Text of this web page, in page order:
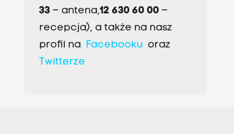
33– antena,12 630 60 00 –
recepcja), a także na nasz
profil na Facebookuoraz
Twitterze